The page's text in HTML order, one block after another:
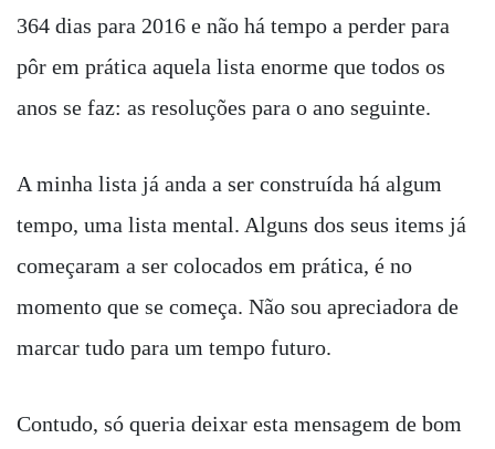
364 dias para 2016 e não há tempo a perder para
pôr em prática aquela lista enorme que todos os
anos se faz: as resoluções para o ano seguinte.
A minha lista já anda a ser construída há algum
tempo, uma lista mental. Alguns dos seus items já
começaram a ser colocados em prática, é no
momento que se começa. Não sou apreciadora de
marcar tudo para um tempo futuro.
Contudo, só queria deixar esta mensagem de bom